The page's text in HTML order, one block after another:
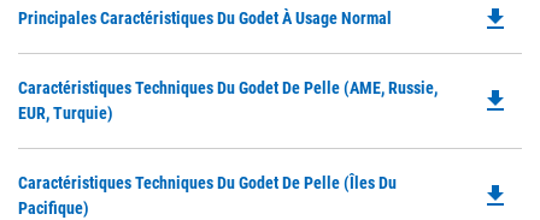
Principales Caractéristiques Du Godet À Usage Normal file_download
Caractéristiques Techniques Du Godet De Pelle (AME, Russie,
EUR, Turquie)
file_download
Caractéristiques Techniques Du Godet De Pelle (îles Du
Pacifique)
file_download